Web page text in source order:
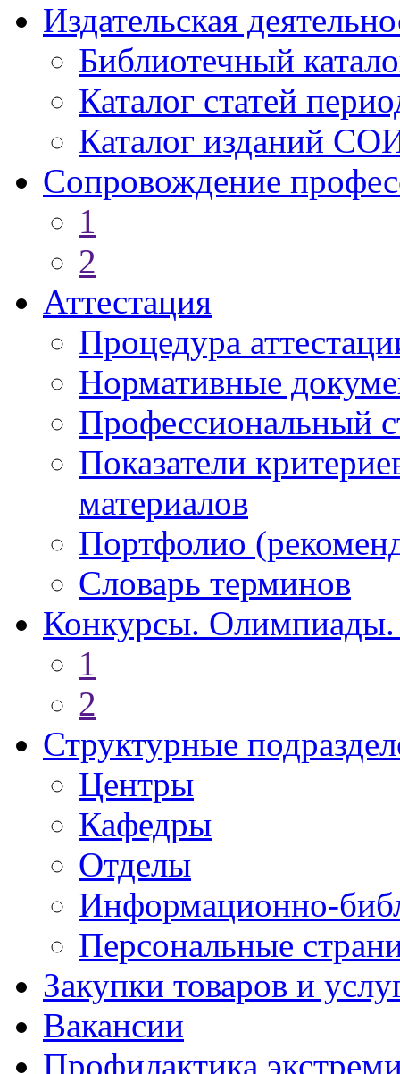
Издательская
Библиотечный
Каталог статей
Каталог изданий
Сопровождение
1
2
Аттестация
Процедура
Нормативные
Профессиональный
Показатели
материалов
Портфолио
Словарь терминов
Конкурсы.
1
2
Структурные
Центры
Кафедры
Отделы
Информационно-
Персональные
Закупки товаров и
Вакансии
Профилактика